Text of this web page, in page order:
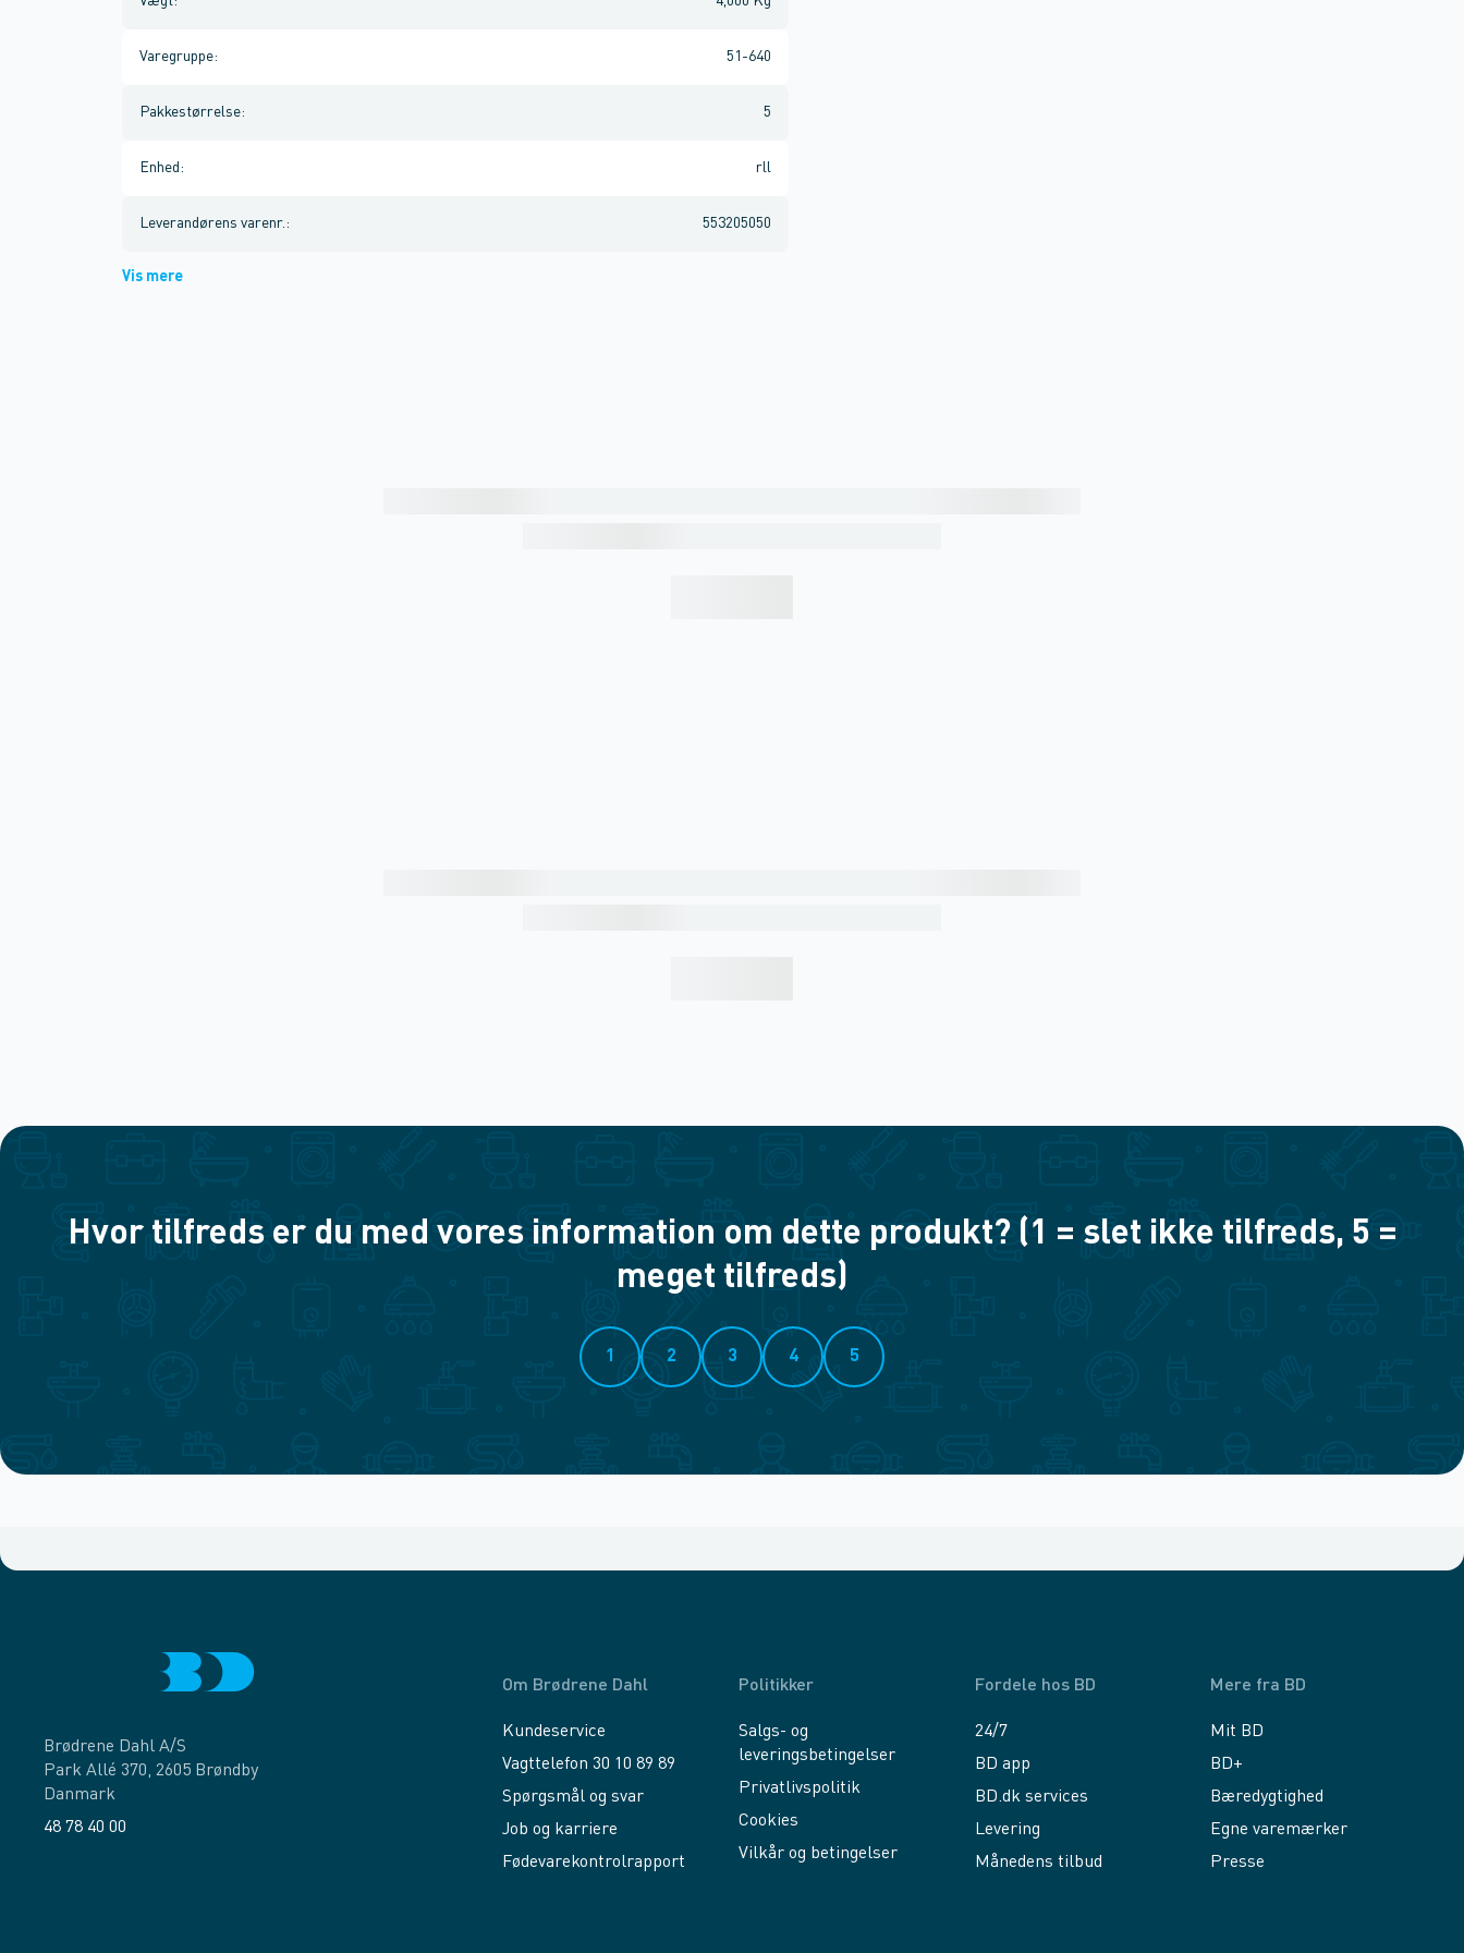
Varegruppe: 51-640
Pakkestørrelse: 5
Enhed : rll
Leverandørens varenr. : 553205050
Vis mere
Hvor tilfreds er du med vores information om dette produkt? (1 = slet ikke tilfreds, 5 =
meget tilfreds)
1 2 3 4 5
Brødrene Dahl A/S
Park Allé 370, 2605 Brøndby
Danmark
48 78 40 00
Om Brødrene Dahl
Kundeservice
Vagttelefon 30 10 89 89
Spørgsmål og svar
Job og karriere
Fødevarekontrolrapport
Politikker
Salgs- og
leveringsbetingelser
Privatlivspolitik
Cookies
Vilkår og betingelser
Fordele hos BD
24/7
BD app
BD.dk services
Levering
Månedens tilbud
Mere fra BD
Mit BD
BD+
Bæredygtighed
Egne varemærker
Presse